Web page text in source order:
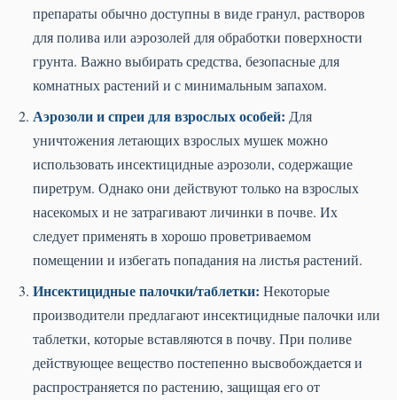
препараты обычно доступны в виде гранул, растворов
для полива или аэрозолей для обработки поверхности
грунта. Важно выбирать средства, безопасные для
комнатных растений и с минимальным запахом.
Аэрозоли и спреи для взрослых особей: Для
уничтожения летающих взрослых мушек можно
использовать инсектицидные аэрозоли, содержащие
пиретрум. Однако они действуют только на взрослых
насекомых и не затрагивают личинки в почве. Их
следует применять в хорошо проветриваемом
помещении и избегать попадания на листья растений.
Инсектицидные палочки/таблетки: Некоторые
производители предлагают инсектицидные палочки или
таблетки, которые вставляются в почву. При поливе
действующее вещество постепенно высвобождается и
распространяется по растению, защищая его от